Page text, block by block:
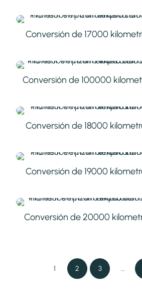
Conversión de 17000
Conversión de 100000
Conversión de 18000
Conversión de 19000
Conversión de 20000
1 2 3 …